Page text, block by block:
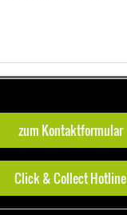
zum Kontaktformular
Click & Collect Hotline